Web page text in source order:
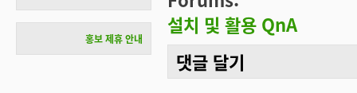
설치 및 활용 QnA
댓글 달기
홍보 제휴 안내